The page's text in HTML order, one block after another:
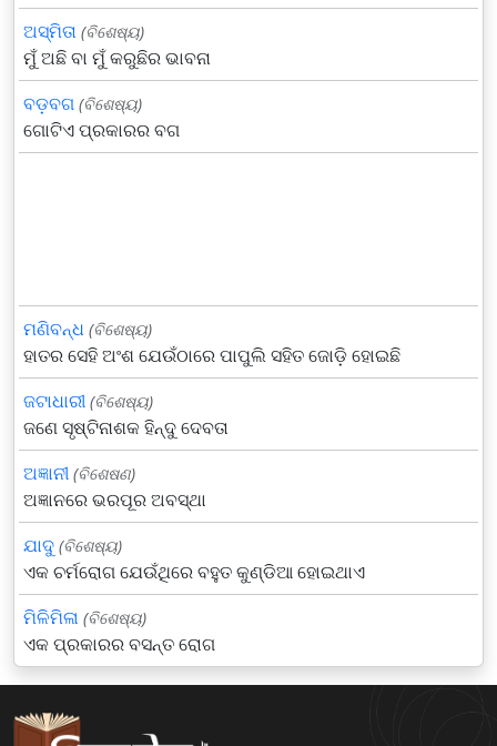
ଅସ୍ମିତା (ବିଶେଷ୍ୟ)
ମୁଁ ଅଛି ବା ମୁଁ କରୁଛିର ଭାବନା
ବଡ଼ବଗ (ବିଶେଷ୍ୟ)
ଗୋଟିଏ ପ୍ରକାରର ବଗ
ମଣିବନ୍ଧ (ବିଶେଷ୍ୟ)
ହାତର ସେହି ଅଂଶ ଯେଉଁଠାରେ ପାପୁଲି ସହିତ ଜୋଡ଼ି ହୋଇଛି
ଜଟାଧାରୀ (ବିଶେଷ୍ୟ)
ଜଣେ ସୃଷ୍ଟିନାଶକ ହିନ୍ଦୁ ଦେବତା
ଅଜ୍ଞାନୀ (ବିଶେଷଣ)
ଅଜ୍ଞାନରେ ଭରପୂର ଅବସ୍ଥା
ଯାଦୁ (ବିଶେଷ୍ୟ)
ଏକ ଚର୍ମରୋଗ ଯେଉଁଥିରେ ବହୁତ କୁଣ୍ଡିଆ ହୋଇଥାଏ
ମିଳିମିଳା (ବିଶେଷ୍ୟ)
ଏକ ପ୍ରକାରର ବସନ୍ତ ରୋଗ